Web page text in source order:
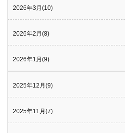
2026年3月(10)
2026年2月(8)
2026年1月(9)
2025年12月(9)
2025年11月(7)